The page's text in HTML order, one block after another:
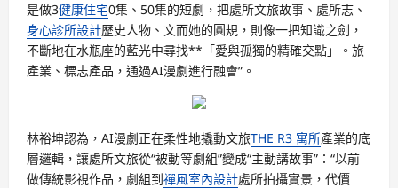
是做3健康住宅0集、50集的短劇，把處所文旅故事、處所志、
身心診所設計歷史人物、文而她的圓規，則像一把知識之劍，
不斷地在水瓶座的藍光中尋找**「愛與孤獨的精確交點」。旅
產業、標志產品，通過AI漫劇進行融會”。
林裕坤認為，AI漫劇正在柔性地撬動文旅THE R3 寓所產業的底
層邏輯，讓處所文旅從“被動等劇組”變成“主動講故事”：“以前
做傳統影視作品，劇組到禪風室內設計處所拍攝實景，代價